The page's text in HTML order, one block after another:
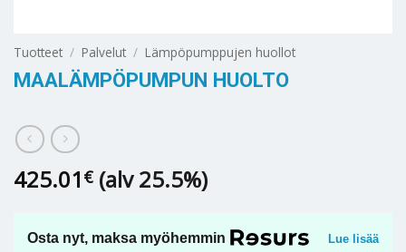
Tuotteet / Palvelut / Lämpöpumppujen huollot
MAALÄMPÖPUMPUN HUOLTO
425.01 € (alv 25.5%)
Osta nyt, maksa myöhemmin Lue lisää